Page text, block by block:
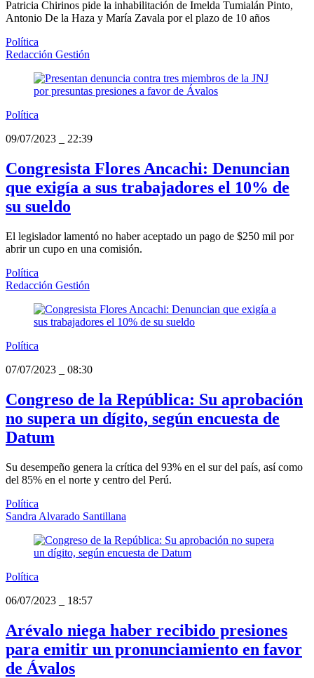
Patricia Chirinos pide la inhabilitación de Imelda Tumialán Pinto,
Antonio De la Haza y María Zavala por el plazo de 10 años
Política
Redacción Gestión
Política
09/07/2023
22:39
Congresista Flores Ancachi: Denuncian
que exigía a sus trabajadores el 10% de
su sueldo
El legislador lamentó no haber aceptado un pago de $250 mil por
abrir un cupo en una comisión.
Política
Redacción Gestión
Política
07/07/2023
08:30
Congreso de la República: Su aprobación
no supera un dígito, según encuesta de
Datum
Su desempeño genera la crítica del 93% en el sur del país, así como
del 85% en el norte y centro del Perú.
Política
Sandra Alvarado Santillana
Política
06/07/2023
18:57
Arévalo niega haber recibido presiones
para emitir un pronunciamiento en favor
de Ávalos